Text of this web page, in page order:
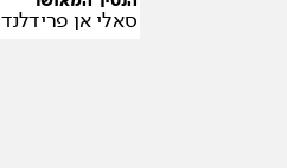
סאלי אן פרידלנד